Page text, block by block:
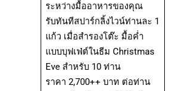
ระหว่างมื้ออาหารของคุณ
รับทันทีสปาร์กลิ้งไวน์ท่านละ 1
แก้ว เมื่อสำรองโต๊ะ มื้อค่ำ
แบบบุฟเฟ่ต์ในธีม Christmas
Eve สำหรับ 10 ท่าน
ราคา 2,700++ บาท ต่อท่าน